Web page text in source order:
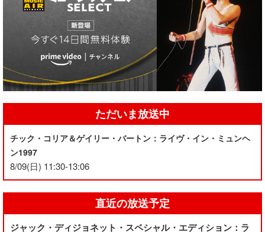
ただいま放送中
チック・コリア＆ゲイリー・バートン：ライヴ・イン・ミュンヘ
ン1997
8/09(日) 11:30-13:06
直近の放送予定
ジャック・ディジョネット・スペシャル・エディション：ラ